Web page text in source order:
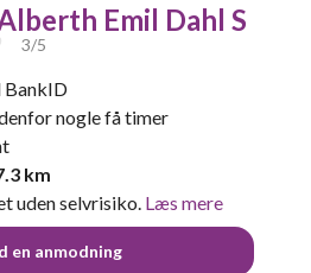
Emil Dahl S
3/5
BankID
nogle få timer
km
uden selvrisiko. Læs mere
en anmodning